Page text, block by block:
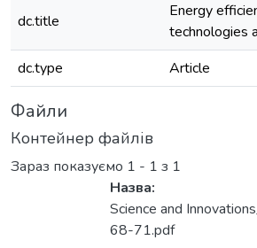
dc.title
Energy
technologies
dc.type
Article
Файли
Контейнер файлів
Зараз показуємо 1 - 1 з 1
Назва:
Science and
68-71.pdf